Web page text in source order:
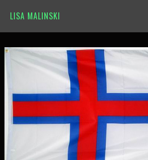
LISA MALINSKI